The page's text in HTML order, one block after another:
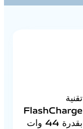
تقنية
FlashCharge
بقدرة 44 وات